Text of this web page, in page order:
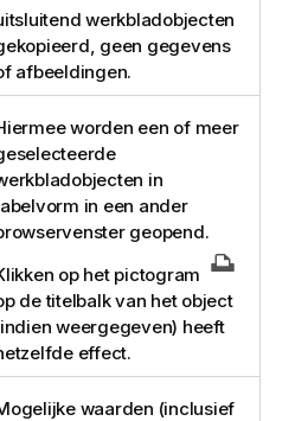
werkbladobjecten
geen gegevens
afbeeldingen.
worden een of meer
in
in een ander
geopend.
op het pictogram
de titelbalk van het object
weergegeven) heeft
effect.
waarden (inclusief